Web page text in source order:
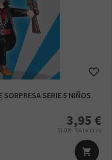
SERIE 5 NIÑOS
3,95 €
21.00% IVA incluido